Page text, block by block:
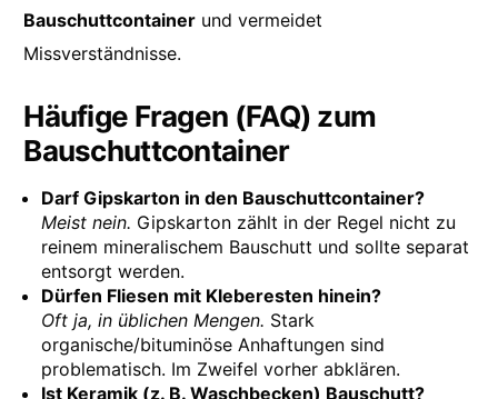
Bauschuttcontainer und vermeidet
Missverständnisse.
Häufige Fragen (FAQ) zum
Bauschuttcontainer
Darf Gipskarton in den Bauschuttcontainer?
Meist nein. Gipskarton zählt in der Regel nicht zu
reinem mineralischem Bauschutt und sollte separat
entsorgt werden.
Dürfen Fliesen mit Kleberesten hinein?
Oft ja, in üblichen Mengen. Stark
organische/bituminöse Anhaftungen sind
problematisch. Im Zweifel vorher abklären.
Ist Keramik (z. B. Waschbecken) Bauschutt?